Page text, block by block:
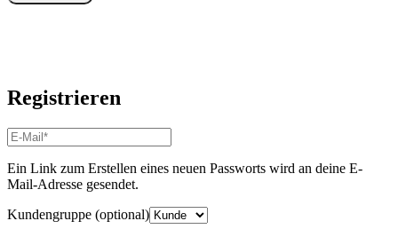
Registrieren
E-
Mail-
Adresse*
Erforderlich
Ein Link zum Erstellen eines neuen Passworts wird an deine E-
Mail-Adresse gesendet.
Kundengruppe (optional)